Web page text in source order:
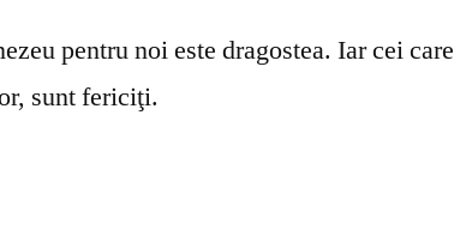
pentru noi este dragostea. Iar cei care
sunt fericiţi.